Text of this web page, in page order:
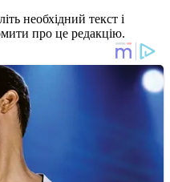
необхідний текст і
про це редакцію.